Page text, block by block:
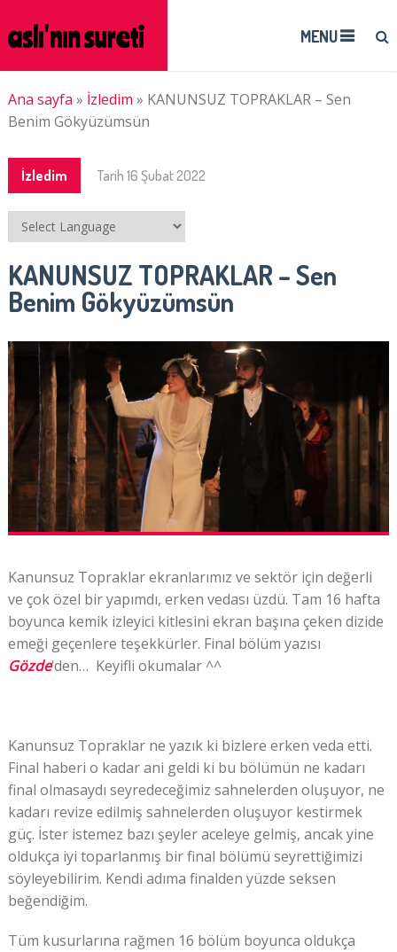
MENU
Ana sayfa » İzledim » KANUNSUZ TOPRAKLAR – Sen
Benim Gökyüzümsün
İzledim Tarih 16 Şubat 2022
KANUNSUZ TOPRAKLAR – Sen
Benim Gökyüzümsün
Kanunsuz Topraklar ekranlarımız ve sektör için değerli
ve çok özel bir yapımdı, erken vedası üzdü. Tam 16 hafta
boyunca kemik izleyici kitlesini ekran başına çeken dizide
emeği geçenlere teşekkürler. Final bölüm yazısı
Gözde‘den… Keyifli okumalar ^^
Kanunsuz Topraklar ne yazık ki bizlere erken veda etti.
Final haberi o kadar ani geldi ki bu bölümün ne kadarı
final olmasaydı seyredeceğimiz sahnelerden oluşuyor, ne
kadarı revize edilmiş sahnelerden oluşuyor kestirmek
güç. İster istemez bazı şeyler aceleye gelmiş, ancak yine
oldukça iyi toparlanmış bir final bölümü seyrettiğimizi
söyleyebilirim. Kendi adıma finalden yüzde seksen
beğendiğim.
Tüm kusurlarına rağmen 16 bölüm boyunca oldukça